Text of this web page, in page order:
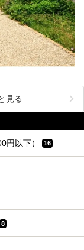
見る
円以下） 16
8